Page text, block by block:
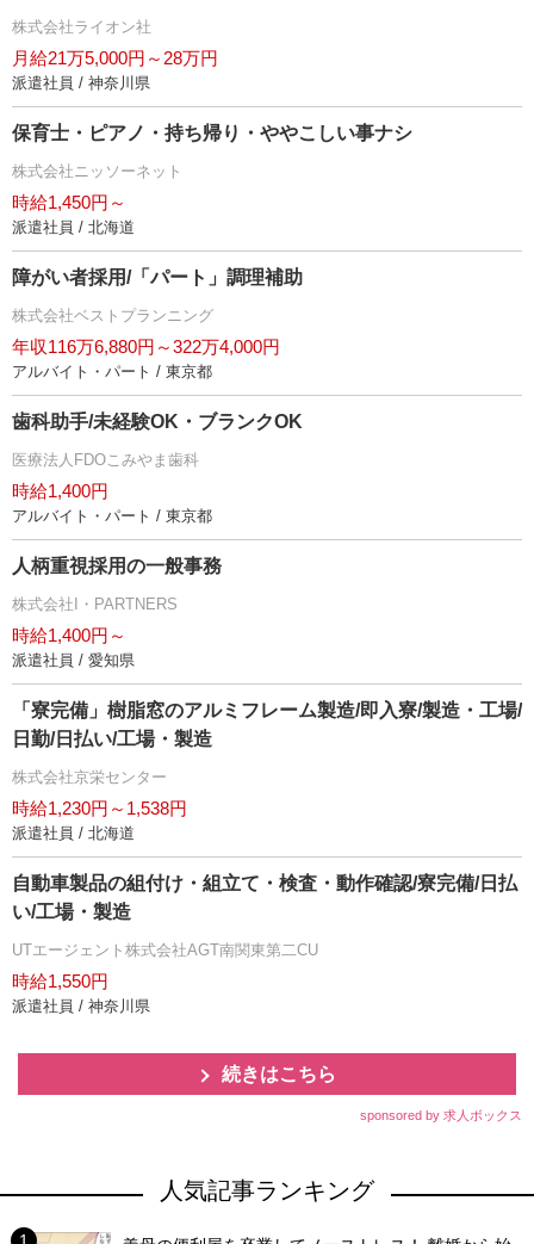
株式会社ライオン社
月給21万5,000円～28万円
派遣社員 / 神奈川県
保育士・ピアノ・持ち帰り・ややこしい事ナシ
株式会社ニッソーネット
時給1,450円～
派遣社員 / 北海道
障がい者採用/「パート」調理補助
株式会社ベストプランニング
年収116万6,880円～322万4,000円
アルバイト・パート / 東京都
歯科助手/未経験OK・ブランクOK
医療法人FDOこみやま歯科
時給1,400円
アルバイト・パート / 東京都
人柄重視採用の一般事務
株式会社I・PARTNERS
時給1,400円～
派遣社員 / 愛知県
「寮完備」樹脂窓のアルミフレーム製造/即入寮/製造・工場/
日勤/日払い/工場・製造
株式会社京栄センター
時給1,230円～1,538円
派遣社員 / 北海道
自動車製品の組付け・組立て・検査・動作確認/寮完備/日払
い/工場・製造
UTエージェント株式会社AGT南関東第二CU
時給1,550円
派遣社員 / 神奈川県
続きはこちら
sponsored by 求人ボックス
人気記事ランキング